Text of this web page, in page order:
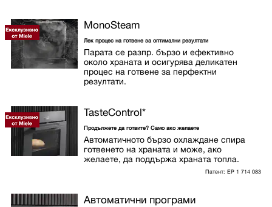
MonoSteam
Лек процес на готвене за оптимални резултати
Парата се разпр. бързо и ефективно
около храната и осигурява деликатен
процес на готвене за перфектни
резултати.
TasteControl*
Продължете да готвите? Само ако желаете
Автоматичното бързо охлаждане спира
готвенето на храната и може, ако
желаете, да поддържа храната топла.
Патент: EP 1 714 083
Автоматични програми